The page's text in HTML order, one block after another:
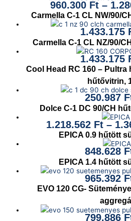
960.300 Ft –
Carmella C-1 CL NW/90/
1.433.175
Carmella C-1 CL NZ/90/
1.433.175
Cool Head RC 160 –
hűtővitrin,
250.987
Dolce C-1 DC 90/CH
1.218.562 Ft–
EPICA 0.9 hűtött
848.628
EPICA 1.4 hűtött
965.392
EVO 120 CG-
799.886